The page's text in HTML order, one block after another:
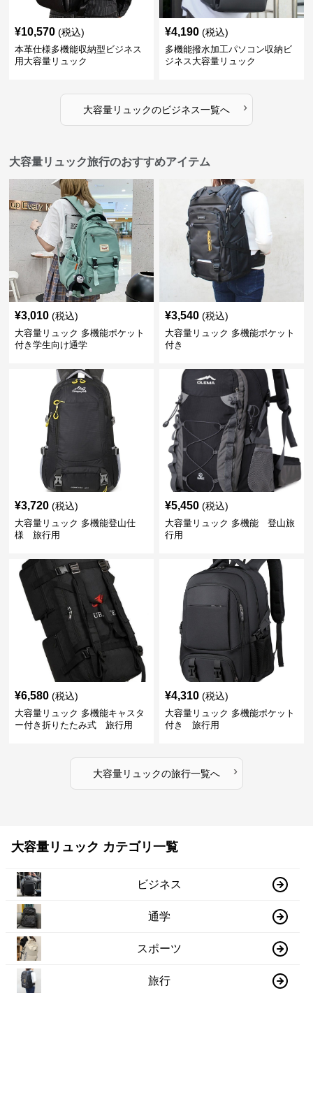
¥10,570 (税込)
本革仕様多機能収納型ビジネス
用大容量リュック
¥4,190 (税込)
多機能撥水加工パソコン収納ビ
ジネス大容量リュック
大容量リュックのビジネス一覧へ ›
大容量リュック旅行のおすすめアイテム
¥3,010 (税込)
大容量リュック 多機能ポケット
付き学生向け通学
¥3,540 (税込)
大容量リュック 多機能ポケット
付き
¥3,720 (税込)
大容量リュック 多機能登山仕
様 旅行用
¥5,450 (税込)
大容量リュック 多機能 登山旅
行用
¥6,580 (税込)
大容量リュック 多機能キャスタ
ー付き折りたたみ式 旅行用
¥4,310 (税込)
大容量リュック 多機能ポケット
付き 旅行用
大容量リュックの旅行一覧へ ›
大容量リュック カテゴリ一覧
ビジネス
通学
スポーツ
旅行